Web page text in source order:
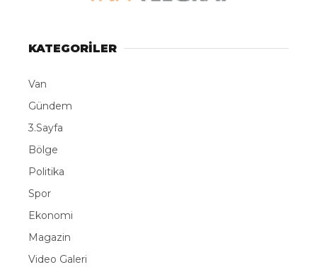
KATEGORİLER
Van
Gündem
3.Sayfa
Bölge
Politika
Spor
Ekonomi
Magazin
Video Galeri